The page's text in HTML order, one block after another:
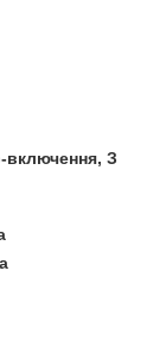
включення, З